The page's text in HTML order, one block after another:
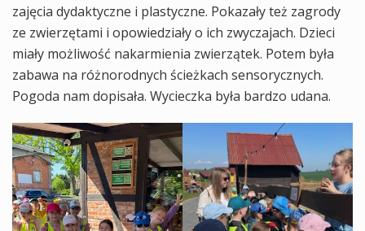
zajęcia dydaktyczne i plastyczne. Pokazały też zagrody
ze zwierzętami i opowiedziały o ich zwyczajach. Dzieci
miały możliwość nakarmienia zwierzątek. Potem była
zabawa na różnorodnych ścieżkach sensorycznych.
Pogoda nam dopisała. Wycieczka była bardzo udana.